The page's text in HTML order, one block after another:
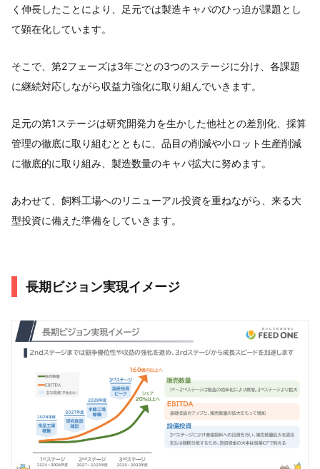
く伸長したことにより、足元では製造キャパのひっ迫が課題とし
て顕在化しています。
そこで、第2フェーズは3年ごとの3つのステージに分け、各課題
に継続対応しながら収益力強化に取り組んでいきます。
足元の第1ステージは研究開発力を生かした他社との差別化、採算
管理の徹底に取り組むとともに、品目の削減や小ロット生産削減
に徹底的に取り組み、製造数量のキャパ拡大に努めます。
あわせて、飼料工場へのリニューアル投資を重ねながら、来る大
型投資に備えた準備をしていきます。
長期ビジョン実現イメージ